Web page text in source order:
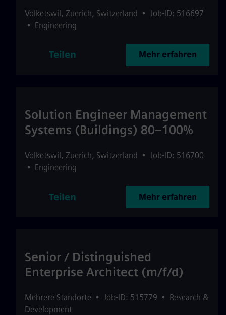
Volketswil, Zuerich, Switzerland • Job-ID: 516697
• Engineering
Teilen Mehr erfahren
Solution Engineer Management
Systems (Buildings) 80–100%
Volketswil, Zuerich, Switzerland • Job-ID: 516700
• Engineering
Teilen Mehr erfahren
Senior / Distinguished
Enterprise Architect (m/f/d)
Mehrere Standorte • Job-ID: 515779 • Research &
Development